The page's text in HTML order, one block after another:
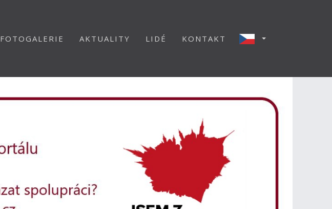
FOTOGALERIE AKTUALITY LIDÉ KONTAKT